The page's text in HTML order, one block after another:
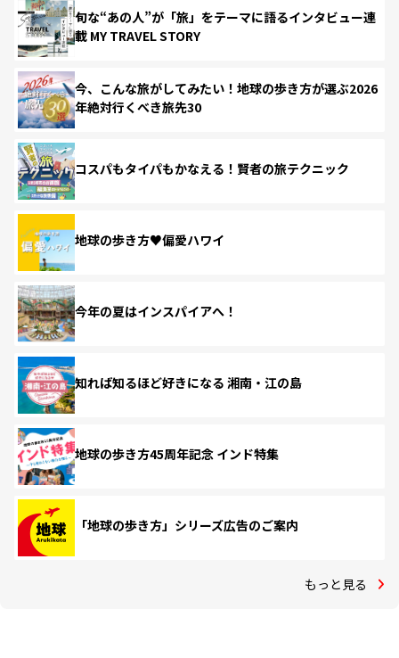
旬な“あの人”が「旅」をテーマに語るインタビュー連
載 MY TRAVEL STORY
今、こんな旅がしてみたい！地球の歩き方が選ぶ2026
年絶対行くべき旅先30
コスパもタイパもかなえる！賢者の旅テクニック
地球の歩き方♥偏愛ハワイ
今年の夏はインスパイアへ！
知れば知るほど好きになる 湘南・江の島
地球の歩き方45周年記念 インド特集
「地球の歩き方」シリーズ広告のご案内
もっと見る